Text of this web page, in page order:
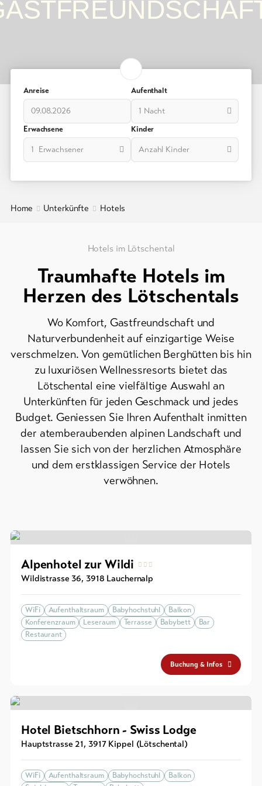
Ferienwohnungen
Gruppenunterkünfte
Campings
Zeltplätze
Berghütten
Gasthäuser
Unterkünfte
Aktuelles
Webcams
Wetter
ENFR
Shops
Skipässe
Souvenirs
Anreise Aufenthalt
1 Nacht
Erwachsene
1 Erwachsener
Kinder
Anzahl Kinder
Home Unterkünfte Hotels
Hotels im Lötschental
Traumhafte Hotels im
Herzen des Lötschentals
Wo Komfort, Gastfreundschaft und
Naturverbundenheit auf einzigartige Weise
verschmelzen. Von gemütlichen Berghütten bis hin
zu luxuriösen Wellnessresorts bietet das
Lötschental eine vielfältige Auswahl an
Unterkünften für jeden Geschmack und jedes
Budget. Geniessen Sie Ihren Aufenthalt inmitten
der atemberaubenden alpinen Landschaft und
lassen Sie sich von der herzlichen Atmosphäre
und dem erstklassigen Service der Hotels
verwöhnen.
Alpenhotel zur Wildi
Wildistrasse 36, 3918 Lauchernalp
WiFi Aufenthaltsraum Babyhochstuhl
Balkon
Konferenzraum
Leseraum Terrasse Babybett
Bar
Restaurant
Buchung & Infos
Hotel Bietschhorn - Swiss Lodge
Hauptstrasse 21, 3917 Kippel (Lötschental)
WiFi Aufenthaltsraum Babyhochstuhl
Balkon